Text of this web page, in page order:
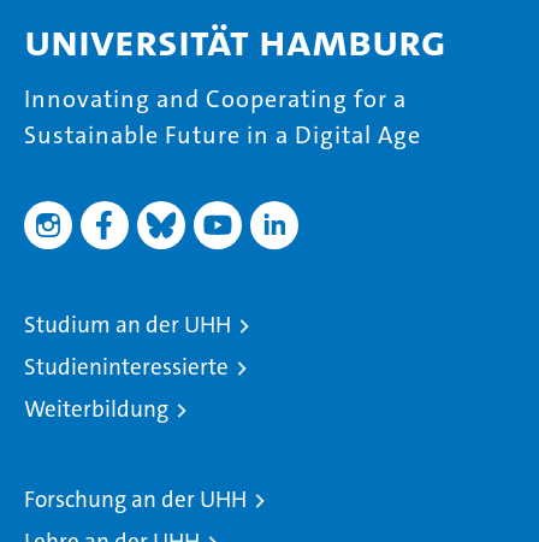
Universität Hamburg
Innovating and Cooperating for a
Sustainable Future in a Digital Age
Studium an der UHH
Studieninteressierte
Weiterbildung
Forschung an der UHH